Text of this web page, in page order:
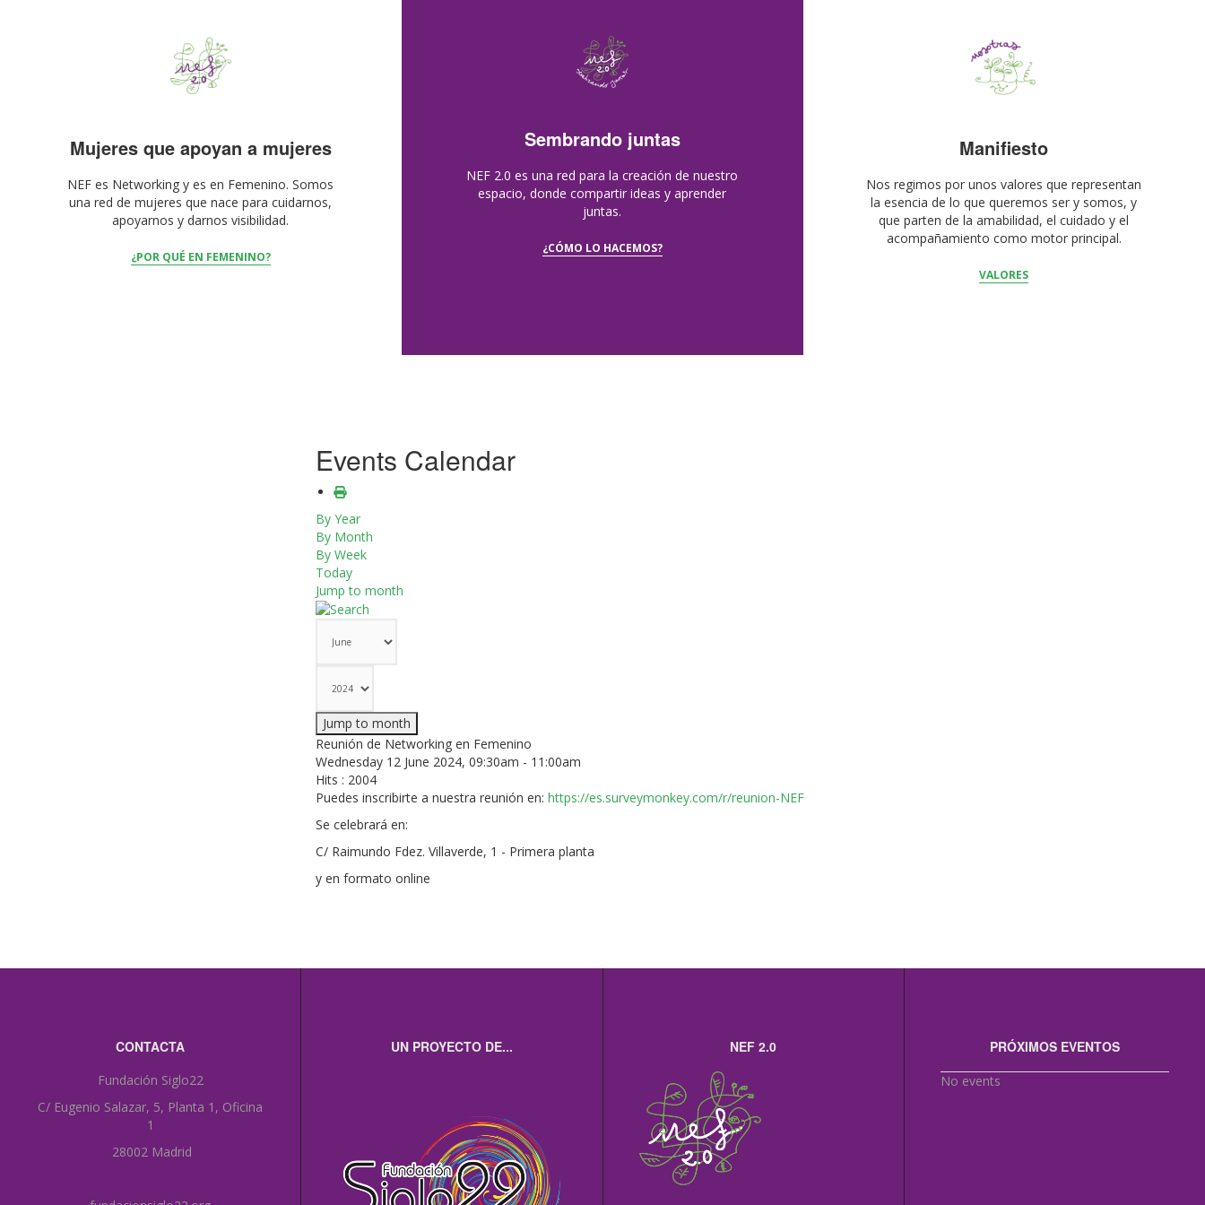
Mujeres que apoyan a mujeres
NEF es Networking y es en Femenino. Somos
una red de mujeres que nace para cuidarnos,
apoyarnos y darnos visibilidad.
¿POR QUÉ EN FEMENINO?
Sembrando juntas
NEF 2.0 es una red para la creación de nuestro
espacio, donde compartir ideas y aprender
juntas.
¿CÓMO LO HACEMOS?
Manifiesto
Nos regimos por unos valores que representan
la esencia de lo que queremos ser y somos, y
que parten de la amabilidad, el cuidado y el
acompañamiento como motor principal.
VALORES
Events Calendar
By Year
By Month
By Week
Today
Jump to month
Jump to month
Reunión de Networking en Femenino
Wednesday 12 June 2024, 09:30am - 11:00am
Hits : 2004
Puedes inscribirte a nuestra reunión en: https://es.surveymonkey.com/r/reunion-NEF
Se celebrará en:
C/ Raimundo Fdez. Villaverde, 1 - Primera planta
y en formato online
CONTACTA
Fundación Siglo22
C/ Eugenio Salazar, 5, Planta 1, Oficina
1
28002 Madrid
UN PROYECTO DE... NEF 2.0 PRÓXIMOS EVENTOS
No events